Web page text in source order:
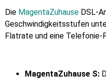
Die MagentaZuhause DSL-
Geschwindigkeitsstufen
Flatrate und eine Telefonie-
MagentaZuhause S: